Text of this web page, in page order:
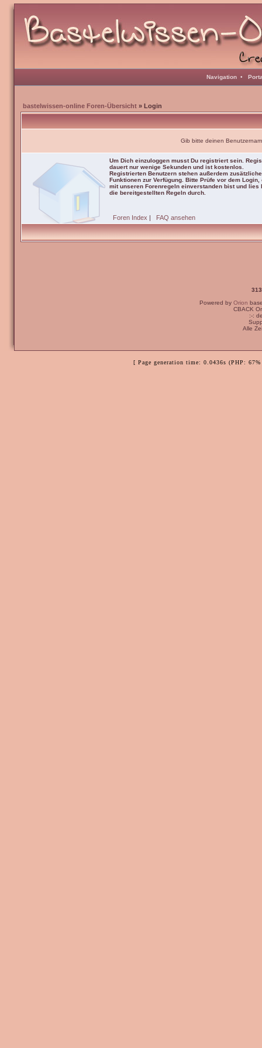
Navigation •
bastelwissen-online Foren-Übersicht » Login
Gib bitte deinen
Um Dich einzuloggen musst Du registriert sein.
dauert nur wenige Sekunden und ist kostenlos.
Registrierten Benutzern stehen außerdem zusätzliche
Funktionen zur Verfügung. Bitte Prüfe vor dem Login,
mit unseren Forenregeln einverstanden bist und lies
die bereitgestellten Regeln durch.
Foren Index | FAQ ansehen
Powered by Orion
CBACK
:-:
Alle
[ Page generation time: 0.0436s (PHP: